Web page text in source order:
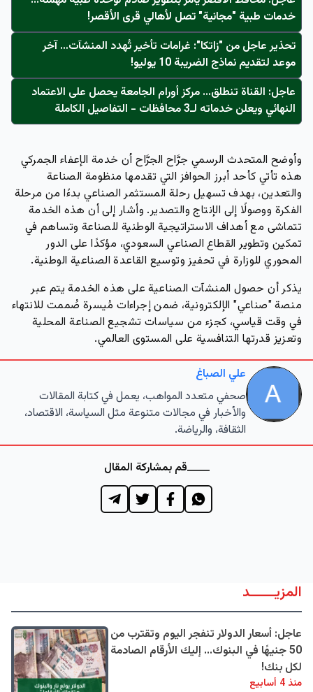
خدمات طبية "مجانية" تصل لأهالي قرى الأقصر!
تحذير عاجل من "زاتكا": غرامات تأخير تُهدد المنشآت… آخر
موعد لتقديم نماذج الضريبة 10 يوليو!
عاجل: القناة تنطلق... مركز أورام الجامعة يحصل على الاعتماد
النهائي ويعلن خدماته لـ3 محافظات - التفاصيل الكاملة
وأوضح المتحدث الرسمي جرَّاح الجرَّاح أن خدمة الإعفاء الجمركي
هذه تأتي كأحد أبرز الحوافز التي تقدمها منظومة الصناعة
والتعدين، بهدف تسهيل رحلة المستثمر الصناعي بدءًا من مرحلة
الفكرة ووصولًا إلى الإنتاج والتصدير. وأشار إلى أن هذه الخدمة
تتماشى مع أهداف الاستراتيجية الوطنية للصناعة وتساهم في
تمكين وتطوير القطاع الصناعي السعودي، مؤكدًا على الدور
المحوري للوزارة في تحفيز وتوسيع القاعدة الصناعية الوطنية.
يذكر أن حصول المنشآت الصناعية على هذه الخدمة يتم عبر
منصة "صناعي" الإلكترونية، ضمن إجراءات مُيسرة صُممت للانتهاء
في وقت قياسي، كجزء من سياسات تشجيع الصناعة المحلية
وتعزيز قدرتها التنافسية على المستوى العالمي.
علي الصباغ
صحفي متعدد المواهب، يعمل في كتابة المقالات
والأخبار في مجالات متنوعة مثل السياسة، الاقتصاد،
الثقافة، والرياضة.
قم بمشاركة المقال
المزيــــــد
عاجل: أسعار الدولار تنفجر اليوم وتقترب من
50 جنيهًا في البنوك... إليك الأرقام الصادمة
لكل بنك!
منذ 4 أسابيع